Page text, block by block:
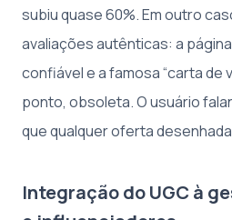
subiu quase 60%. Em outro
avaliações autênticas: a
confiável e a famosa “carta de
ponto, obsoleta. O usuário
que qualquer oferta
Integração do UGC à